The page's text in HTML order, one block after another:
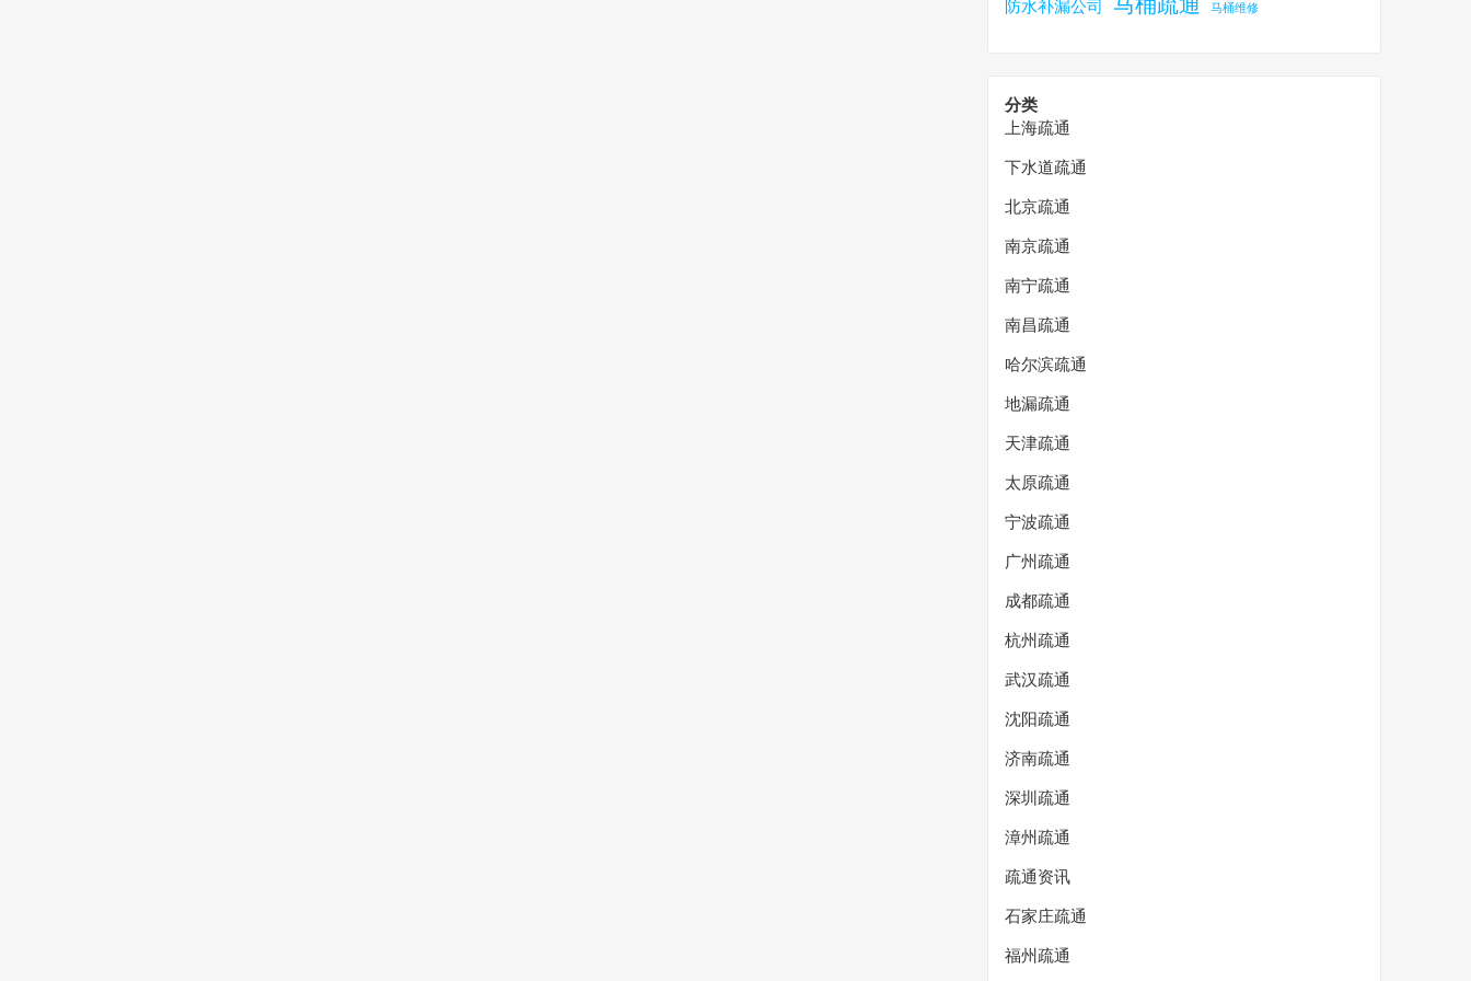
防水补漏公司
马桶疏通 马桶维修
分类
上海疏通
下水道疏通
北京疏通
南京疏通
南宁疏通
南昌疏通
哈尔滨疏通
地漏疏通
天津疏通
太原疏通
宁波疏通
广州疏通
成都疏通
杭州疏通
武汉疏通
沈阳疏通
济南疏通
深圳疏通
漳州疏通
疏通资讯
石家庄疏通
福州疏通